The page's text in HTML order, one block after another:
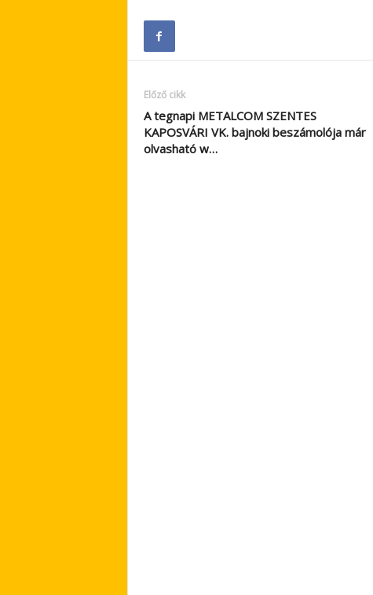
Előző cikk
A tegnapi METALCOM SZENTES
KAPOSVÁRI VK. bajnoki beszámolója már
olvasható w…